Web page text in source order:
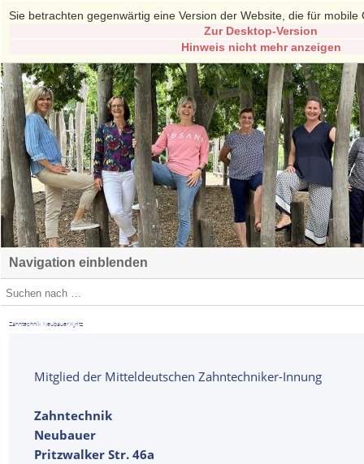
Sie betrachten gegenwärtig eine Version der Website, die für mobile
Zur Desktop-Version
Hinweis nicht mehr anzeigen
Navigation einblenden
Zahntechnik Neubauer Kyritz
Mitglied der Mitteldeutschen Zahntechniker-Innung
Zahntechnik
Neubauer
Pritzwalker Str. 46a